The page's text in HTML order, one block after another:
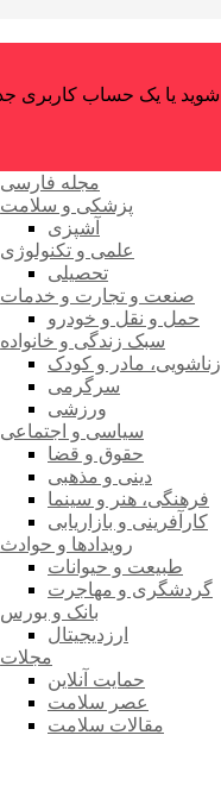
مجله فارسی
پزشکی و سلامت
آشپزی
علمی و تکنولوژی
تحصیلی
صنعت و تجارت و خدمات
حمل و نقل و خودرو
سبک زندگی و خانواده
زناشویی، مادر و کودک
سرگرمی
ورزشی
سیاسی و اجتماعی
حقوق و قضا
دینی و مذهبی
فرهنگی، هنر و سینما
کارآفرینی و بازاریابی
رویدادها و حوادث
طبیعت و حیوانات
گردشگری و مهاجرت
بانک و بورس
ارزدیجیتال
مجلات
حمایت آنلاین
عصر سلامت
مقالات سلامت